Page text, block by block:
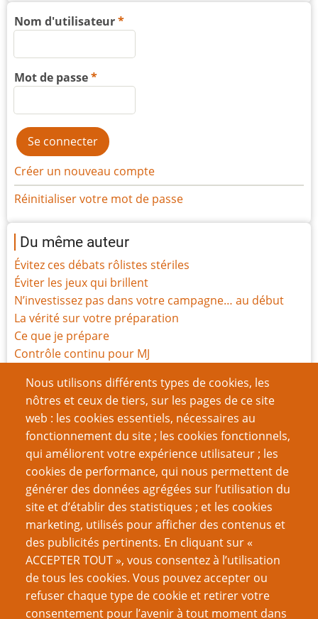
Nous utilisons différents types de cookies, les
nôtres et ceux de tiers, sur les pages de ce site
web : les cookies essentiels, nécessaires au
fonctionnement du site ; les cookies fonctionnels,
qui améliorent votre expérience utilisateur ; les
cookies de performance, qui nous permettent de
générer des données agrégées sur l’utilisation du
site et d’établir des statistiques ; et les cookies
marketing, utilisés pour afficher des contenus et
des publicités pertinents. En cliquant sur «
ACCEPTER TOUT », vous consentez à l’utilisation
de tous les cookies. Vous pouvez accepter ou
refuser chaque type de cookie et retirer votre
consentement pour l’avenir à tout moment dans
Nom d'utilisateur
Mot de passe
Créer un nouveau compte
Réinitialiser votre mot de passe
Du même auteur
Évitez ces débats rôlistes stériles
Éviter les jeux qui brillent
N’investissez pas dans votre campagne… au début
La vérité sur votre préparation
Ce que je prépare
Contrôle continu pour MJ
Pourquoi les outils de sécurité émotionnelle me
semblent importants
Comme on prépare, on maîtrise
Pourquoi cette règle stupide pourrait ne pas être si
stupide
Pagination 1
Page
suivante
››
VOUS AIMEREZ AUSSI
Les minuteurs narratifs dans les JdR : comment mieux
gérer la tension ?
IARR : Un seul format pour la préparation de parties